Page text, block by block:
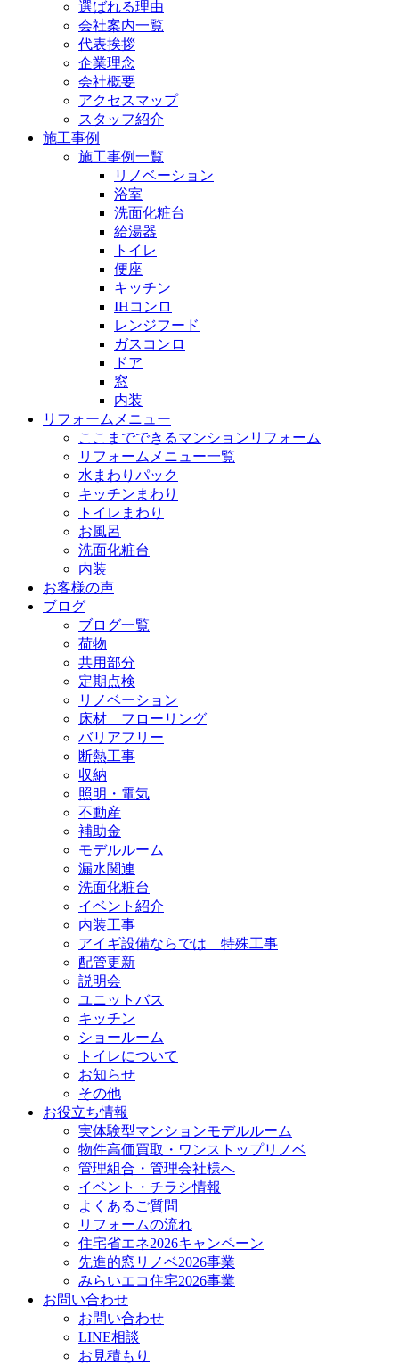
選ばれる理由
会社案内一覧
代表挨拶
企業理念
会社概要
アクセスマップ
スタッフ紹介
施工事例
施工事例一覧
リノベーション
浴室
洗面化粧台
給湯器
トイレ
便座
キッチン
IHコンロ
レンジフード
ガスコンロ
ドア
窓
内装
リフォームメニュー
ここまでできるマンションリフォーム
リフォームメニュー一覧
水まわりパック
キッチンまわり
トイレまわり
お風呂
洗面化粧台
内装
お客様の声
ブログ
ブログ一覧
荷物
共用部分
定期点検
リノベーション
床材 フローリング
バリアフリー
断熱工事
収納
照明・電気
不動産
補助金
モデルルーム
漏水関連
洗面化粧台
イベント紹介
内装工事
アイギ設備ならでは 特殊工事
配管更新
説明会
ユニットバス
キッチン
ショールーム
トイレについて
お知らせ
その他
お役立ち情報
実体験型マンションモデルルーム
物件高価買取・ワンストップリノベ
管理組合・管理会社様へ
イベント・チラシ情報
よくあるご質問
リフォームの流れ
住宅省エネ2026キャンペーン
先進的窓リノベ2026事業
みらいエコ住宅2026事業
お問い合わせ
お問い合わせ
LINE相談
お見積もり